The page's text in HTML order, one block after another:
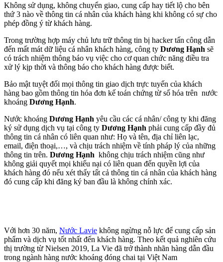
Không sử dụng, không chuyển giao, cung cấp hay tiết lộ cho bên
thứ 3 nào về thông tin cá nhân của khách hàng khi không có sự cho
phép đồng ý từ khách hàng.
Trong trường hợp máy chủ lưu trữ thông tin bị hacker tấn công dẫn
đến mất mát dữ liệu cá nhân khách hàng, công ty Dương Hạnh sẽ
có trách nhiệm thông báo vụ việc cho cơ quan chức năng điều tra
xử lý kịp thời và thông báo cho khách hàng được biết.
Bảo mật tuyệt đối mọi thông tin giao dịch trực tuyến của khách
hàng bao gồm thông tin hóa đơn kế toán chứng từ số hóa trên nước
khoáng Dương Hạnh.
Nước khoáng Dương Hạnh yêu cầu các cá nhân/ công ty khi đăng
ký sử dụng dịch vụ tại công ty Dương Hạnh phải cung cấp đầy đủ
thông tin cá nhân có liên quan như: Họ và tên, địa chỉ liên lạc,
email, điện thoại,…, và chịu trách nhiệm về tính pháp lý của những
thông tin trên. Dương Hạnh không chịu trách nhiệm cũng như
không giải quyết mọi khiếu nại có liên quan đến quyền lợi của
khách hàng đó nếu xét thấy tất cả thông tin cá nhân của khách hàng
đó cung cấp khi đăng ký ban đầu là không chính xác.
Với hơn 30 năm, Nước Lavie không ngừng nỗ lực để cung cấp sản
phẩm và dịch vụ tốt nhất đến khách hàng. Theo kết quả nghiên cứu
thị trường từ Nielsen 2019, La Vie đã trở thành nhãn hàng dẫn đầu
trong ngành hàng nước khoáng đóng chai tại Việt Nam